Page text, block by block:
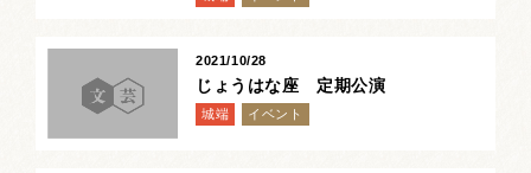
2021/10/28
じょうはな座 定期公演
城端 イベント